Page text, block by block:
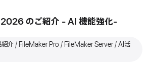
のご紹介 - AI 機能強化-
介 / FileMaker Pro / FileMaker Server / AI活